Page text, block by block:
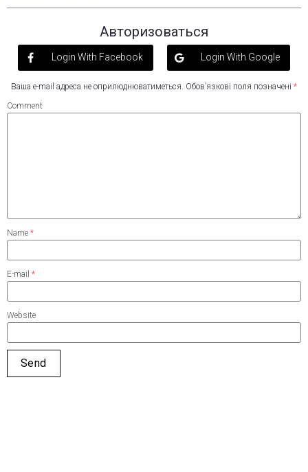
Авторизоваться
Login With Facebook Login With Google
Ваша e-mail адреса не оприлюднюватиметься. Обов’язкові поля позначені *
Comment
Name *
E-mail *
Website